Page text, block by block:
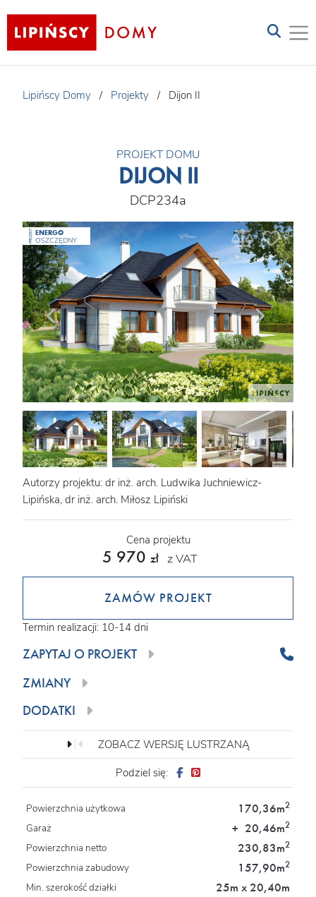
Lipińscy Domy / Projekty / Dijon II
PROJEKT DOMU
DIJON II
DCP234a
PROJEKT ENERGO
OSZCZĘDNY
Autorzy projektu: dr inż. arch. Ludwika Juchniewicz-
Lipińska, dr inż. arch. Miłosz Lipiński
Cena projektu
5 970 zł z VAT
ZAMÓW PROJEKT
Termin realizacji: 10-14 dni
ZAPYTAJ O PROJEKT
ZMIANY
DODATKI
ZOBACZ WERSJĘ LUSTRZANĄ
Podziel się:
Powierzchnia użytkowa 170,36m2
Garaż + 20,46m2
Powierzchnia netto 230,83m2
Powierzchnia zabudowy 157,90m2
Min. szerokość działki 25m x 20,40m